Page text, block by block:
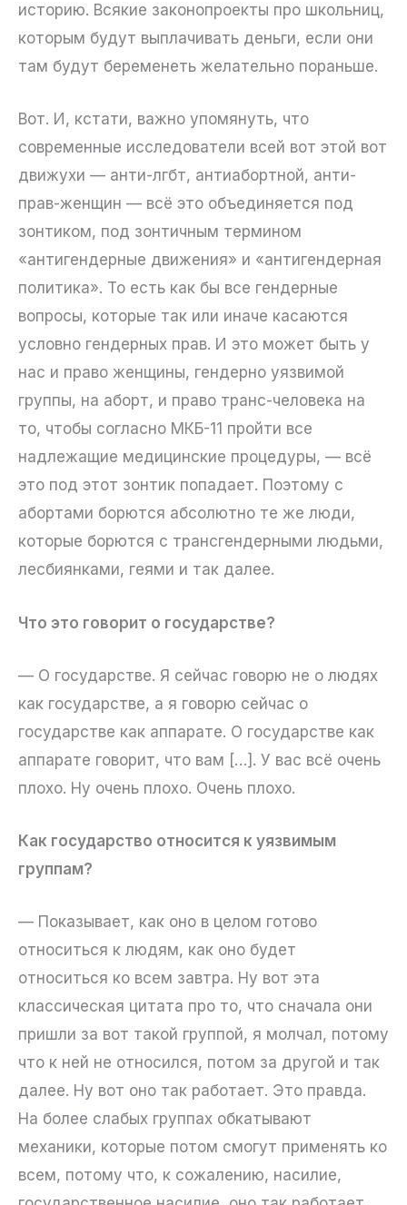
историю. Всякие законопроекты про школьниц,
которым будут выплачивать деньги, если они
там будут беременеть желательно пораньше.
Вот. И, кстати, важно упомянуть, что
современные исследователи всей вот этой вот
движухи — анти-лгбт, антиабортной, анти-
прав-женщин — всё это объединяется под
зонтиком, под зонтичным термином
«антигендерные движения» и «антигендерная
политика». То есть как бы все гендерные
вопросы, которые так или иначе касаются
условно гендерных прав. И это может быть у
нас и право женщины, гендерно уязвимой
группы, на аборт, и право транс-человека на
то, чтобы согласно МКБ-11 пройти все
надлежащие медицинские процедуры, — всё
это под этот зонтик попадает. Поэтому с
абортами борются абсолютно те же люди,
которые борются с трансгендерными людьми,
лесбиянками, геями и так далее.
Что это говорит о государстве?
— О государстве. Я сейчас говорю не о людях
как государстве, а я говорю сейчас о
государстве как аппарате. О государстве как
аппарате говорит, что вам […]. У вас всё очень
плохо. Ну очень плохо. Очень плохо.
Как государство относится к уязвимым
группам?
— Показывает, как оно в целом готово
относиться к людям, как оно будет
относиться ко всем завтра. Ну вот эта
классическая цитата про то, что сначала они
пришли за вот такой группой, я молчал, потому
что к ней не относился, потом за другой и так
далее. Ну вот оно так работает. Это правда.
На более слабых группах обкатывают
механики, которые потом смогут применять ко
всем, потому что, к сожалению, насилие,